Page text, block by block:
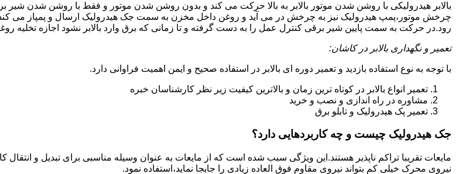
بالابر هیدرولیکی با روشن شدن موتور بالابر به بالا حرکت می کند و بدون روشن شدن موتور و فقط با روشن شدن
چرخش موتور،پمپ هیدرولیک نیز به چرخش در می آید و روغن داخل مخزن به سمت جک هیدرولیک ارسال و پمپاز می
رود.در حرکت به سمت پایین شیر برقی کنترل عمل را به دست گرفته و تا زمانی که برق وارد بالابر نشود اجازه تخلیه
تعمیر و نگهداری بالابر در کاشان:
با توجه به نوع استفاده بازدید و تعمیر دوره ای بالابر در استفاده صحیح و ایمن اهمیت فراوانی دارد.
تعمیر انواع بالابر در کوتاه ترین زمان و بالاترین کیفیت زیر نظر کارشناسان خبره
مشاوره در راه اندازی و نصب و خرید
تعمیر پک هیدرولیک و تابلو برق
جک هیدرولیک چیست و چه کاربردهایی دارد؟
مایعات تقریبا تراکم ناپذیر هستند.این ویژگی سبب شده است که از مایعات به عنوان وسیله مناسبی برای تبدیل و انتقال
نیروی محرک خیلی کم بتواند نیروی مقاوم فوق العاده زیادی را جابجا نماید،استفاده نمود.